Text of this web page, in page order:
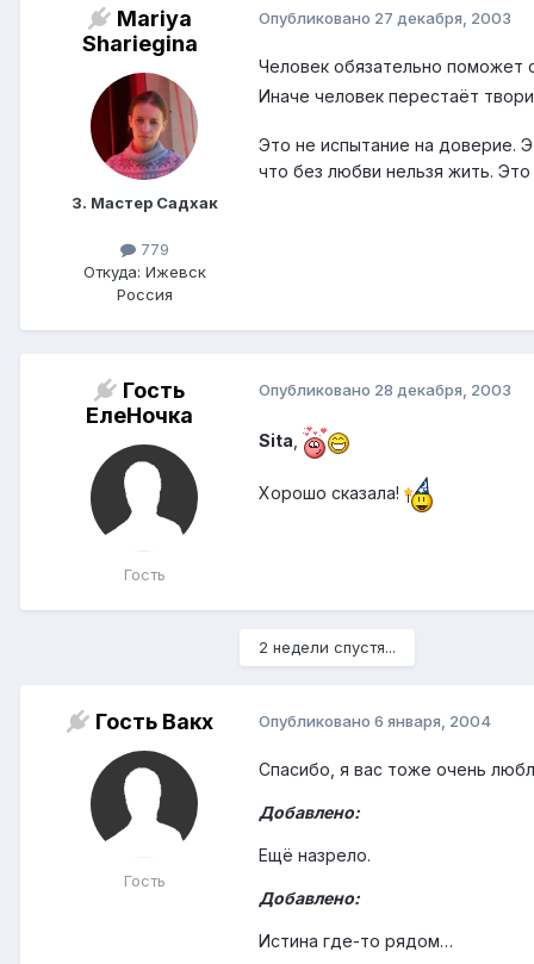
Mariya
Shariegina
3. Мастер Садхак
779
Откуда: Ижевск
Россия
Опубликовано 27 декабря, 2003
Человек обязательно поможет
Иначе человек перестаёт
Это не испытание на доверие.
что без любви нельзя жить.
Гость
ЕлеНочка
Гость
Опубликовано 28 декабря, 2003
Sita,
Хорошо сказала!
2 недели спустя...
Гость Вакх
Гость
Опубликовано 6 января, 2004
Спасибо, я вас тоже очень
Добавлено:
Ещё назрело.
Добавлено:
Истина где-то рядом…